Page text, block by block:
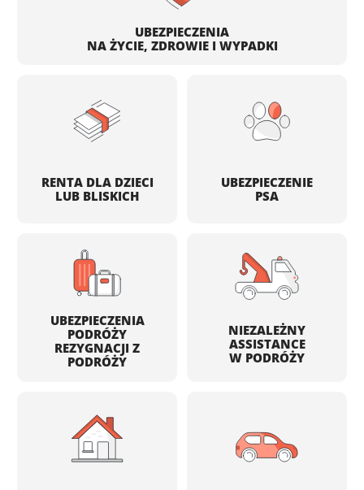
UBEZPIECZENIA
NA ŻYCIE, ZDROWIE I WYPADKI
RENTA DLA DZIECI
LUB BLISKICH
UBEZPIECZENIE
PSA
UBEZPIECZENIA
PODRÓŻY
REZYGNACJI Z
PODRÓŻY
NIEZALEŻNY
ASSISTANCE
W PODRÓŻY